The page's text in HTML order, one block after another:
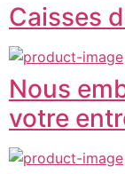
Caisses
Nous
votre